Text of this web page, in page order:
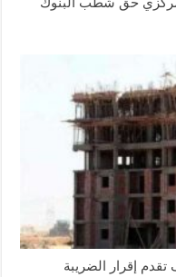
تقدم إقرار الضريبة